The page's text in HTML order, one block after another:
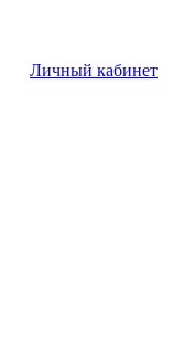
Личный кабинет